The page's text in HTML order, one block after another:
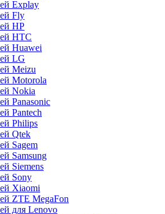
Explay
Fly
HP
HTC
Huawei
LG
Meizu
Motorola
Nokia
Panasonic
Pantech
Philips
Qtek
Sagem
Samsung
Siemens
Sony
Xiaomi
ZTE MegaFon
для Lenovo